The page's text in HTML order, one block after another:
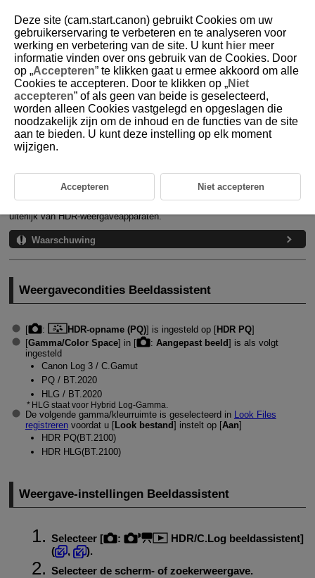
D375-102
HDR/C. Log Beeldassistent
Weergavecondities Beeldassistent
Weergave-instellingen Beeldassistent
Het uiterlijk van beelden bij HDR-opnamen ( ) with [ :
HDR-
opname (PQ)] of bij opnamen met aangepaste beelden (
), zoals
weergegeven op het camerascherm of niet-HDR-weergaveapparaten die
uiterlijk van HDR-weergaveapparaten.
Waarschuwing
Weergavecondities Beeldassistent
[ : HDR-opname (PQ)] is ingesteld op [HDR PQ]
[Gamma/Color Space] in [ : Aangepast beeld] is als volgt
ingesteld
Canon Log 3 / C.Gamut
PQ / BT.2020
HLG / BT.2020
HLG staat voor Hybrid Log-Gamma.
De volgende gamma/kleurruimte is geselecteerd in Look Files
registrerenvoordat u [Look bestand] instelt op [Aan]
HDR PQ(BT.2100)
HDR HLG(BT.2100)
Weergave-instellingen Beeldassistent
Selecteer [ : HDR/C.Log beeldassistent]
(
,
).
Selecteer de scherm- of zoekerweergave.
Deze site (cam.start.canon) gebruikt Cookies om uw
gebruikerservaring te verbeteren en te analyseren voor
werking en verbetering van de site. U kunt hier meer
informatie vinden over ons gebruik van de Cookies. Door
op „Accepteren” te klikken gaat u ermee akkoord om alle
Cookies te accepteren. Door te klikken op „Niet
accepteren” of als geen van beide is geselecteerd,
worden alleen Cookies vastgelegd en opgeslagen die
noodzakelijk zijn om de inhoud en de functies van de site
aan te bieden. U kunt deze instelling op elk moment
wijzigen.
Accepteren Niet accepteren